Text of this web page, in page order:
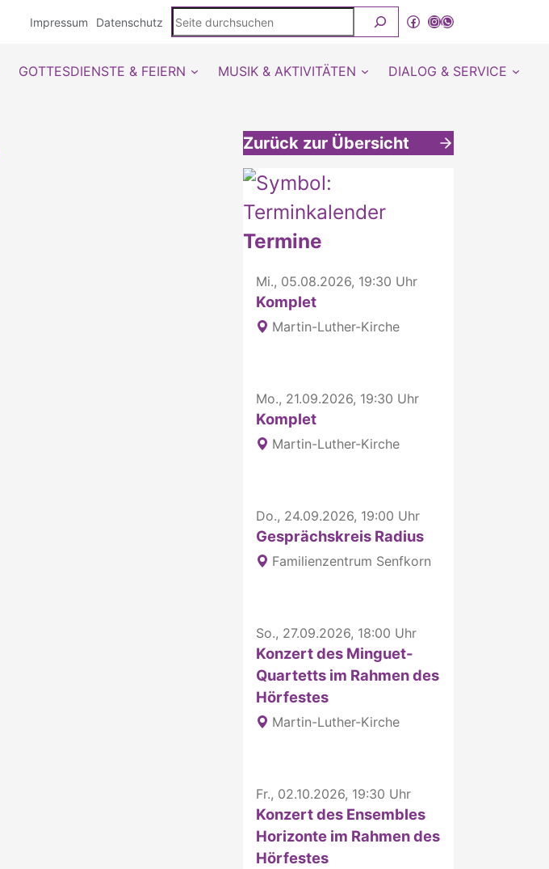
Impressum Datenschutz
Seite
durchsuchen
Facebook
Instagram
WhatsApp Kanal von detmold-lutherisch
GOTTESDIENSTE & FEIERN MUSIK & AKTIVITÄTEN DIALOG & SERVICE
Zurück zur Übersicht
Weitere interessante Inhalte
Termine
Mi., 05.08.2026, 19:30 Uhr
Komplet
Martin-Luther-Kirche
Mo., 21.09.2026, 19:30 Uhr
Komplet
Martin-Luther-Kirche
Do., 24.09.2026, 19:00 Uhr
Gesprächskreis Radius
Familienzentrum Senfkorn
So., 27.09.2026, 18:00 Uhr
Konzert des Minguet-
Quartetts im Rahmen des
Hörfestes
Martin-Luther-Kirche
Fr., 02.10.2026, 19:30 Uhr
Konzert des Ensembles
Horizonte im Rahmen des
Hörfestes